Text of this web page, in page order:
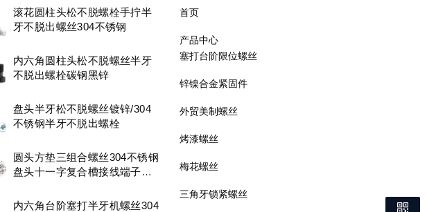
滚花圆柱头松不脱螺栓手拧半
牙不脱出螺丝304不锈钢
内六角圆柱头松不脱螺丝半牙
不脱出螺栓碳钢黑锌
盘头半牙松不脱螺丝镀锌/304
不锈钢半牙不脱出螺栓
圆头方垫三组合螺丝304不锈钢
盘头十一字复合槽接线端子螺
内六角台阶塞打半牙机螺丝304
首页
产品中心
塞打台阶限位螺丝
锌镍合金紧固件
外贸美制螺丝
烤漆螺丝
梅花螺丝
三角牙锁紧螺丝